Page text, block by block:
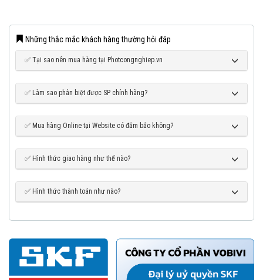
Những thắc mắc khách hàng thường hỏi đáp
✅ Tại sao nên mua hàng tại Photcongnghiep.vn
✅ Làm sao phân biệt được SP chính hãng?
✅ Mua hàng Online tại Website có đảm bảo không?
✅ Hình thức giao hàng như thế nào?
✅ Hình thức thành toán như nào?